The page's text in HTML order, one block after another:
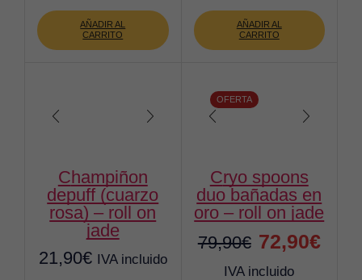
AÑADIR AL
CARRITO
AÑADIR AL
CARRITO
champiñon
depuff (cuarzo
rosa) – roll on
jade
21,90€ IVA incluido
OFERTA
cryo spoons
duo bañadas en
oro – roll on jade
79,90€ El
precio
72,90€El
IVA incluido